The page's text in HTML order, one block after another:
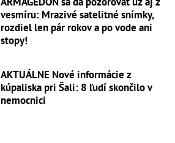
vesmíru: Mrazivé satelitné snímky,
rozdiel len pár rokov a po vode ani
stopy!
AKTUÁLNE Nové informácie z
kúpaliska pri Šali: 8 ľudí skončilo v
nemocnici